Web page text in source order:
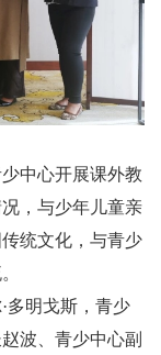
中心开展课外教
，与少年儿童亲
统文化，与青少
多明戈斯，青少
波、青少中心副